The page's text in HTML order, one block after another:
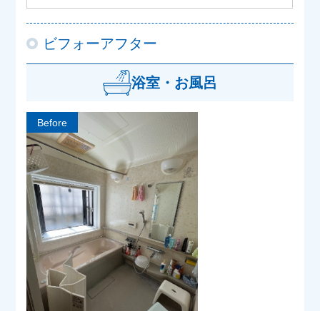
ビフォーアフター
浴室・お風呂
Before